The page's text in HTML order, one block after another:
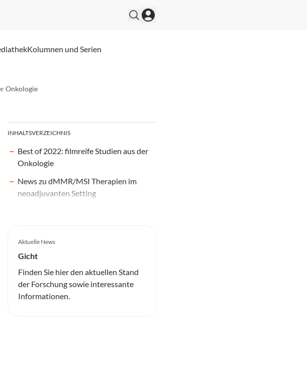
Kolumnen und Serien
Onkologie
INHALTSVERZEICHNIS
Best of 2022: filmreife Studien aus der
Onkologie
News zu dMMR/MSI Therapien im
neoadjuvanten Setting
Aktuelle News
Gicht
Finden Sie hier den aktuellen Stand
der Forschung sowie interessante
Informationen.